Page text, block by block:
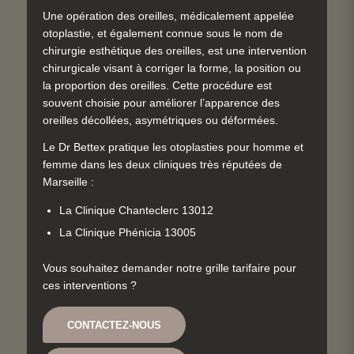
Une opération des oreilles, médicalement appelée
otoplastie, et également connue sous le nom de
chirurgie esthétique des oreilles, est une intervention
chirurgicale visant à corriger la forme, la position ou
la proportion des oreilles. Cette procédure est
souvent choisie pour améliorer l’apparence des
oreilles décollées, asymétriques ou déformées.
Le Dr Bettex pratique les otoplasties pour homme et
femme dans les deux cliniques très réputées de
Marseille :
La Clinique Chanteclerc 13012
La Clinique Phénicia 13005
Vous souhaitez demander notre grille tarifaire pour
ces interventions ?
CONTACTEZ-NOUS